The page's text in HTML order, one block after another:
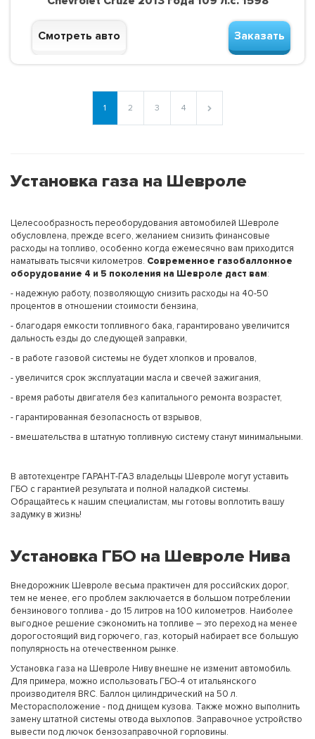
Смотреть авто Заказать
1 2 3 4
Установка газа на Шевроле
Целесообразность переоборудования автомобилей Шевроле
обусловлена, прежде всего, желанием снизить финансовые
расходы на топливо, особенно когда ежемесячно вам приходится
наматывать тысячи километров. Современное газобаллонное
оборудование 4 и 5 поколения на Шевроле даст вам:
- надежную работу, позволяющую снизить расходы на 40-50
процентов в отношении стоимости бензина,
- благодаря емкости топливного бака, гарантировано увеличится
дальность езды до следующей заправки,
- в работе газовой системы не будет хлопков и провалов,
- увеличится срок эксплуатации масла и свечей зажигания,
- время работы двигателя без капитального ремонта возрастет,
- гарантированная безопасность от взрывов,
- вмешательства в штатную топливную систему станут минимальными.
В автотехцентре ГАРАНТ-ГАЗ владельцы Шевроле могут уставить
ГБО с гарантией результата и полной наладкой системы.
Обращайтесь к нашим специалистам, мы готовы воплотить вашу
задумку в жизнь!
Установка ГБО на Шевроле Нива
Внедорожник Шевроле весьма практичен для российских дорог,
тем не менее, его проблем заключается в большом потреблении
бензинового топлива - до 15 литров на 100 километров. Наиболее
выгодное решение сэкономить на топливе – это переход на менее
дорогостоящий вид горючего, газ, который набирает все большую
популярность на отечественном рынке.
Установка газа на Шевроле Ниву внешне не изменит автомобиль.
Для примера, можно использовать ГБО-4 от итальянского
производителя BRC. Баллон цилиндрический на 50 л.
Месторасположение - под днищем кузова. Также можно выполнить
замену штатной системы отвода выхлопов. Заправочное устройство
вывести под лючок бензозаправочной горловины.